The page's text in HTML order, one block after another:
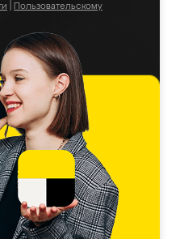
Пользовательскому